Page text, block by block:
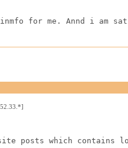
for me. Annd i am
posts which